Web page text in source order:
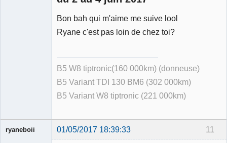
Bon bah qui m'aime me suive lool
Ryane c'est pas loin de chez toi?
B5 W8 tiptronic(160 000km) (donneuse)
B5 Variant TDI 130 BM6 (302 000km)
B5 Variant W8 tiptronic (221 000km)
11
ryaneboii 01/05/2017 18:39:33